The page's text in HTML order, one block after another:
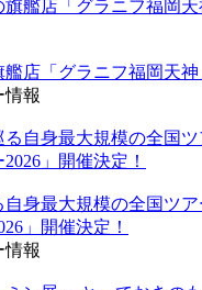
店「グラニフ福岡天神
情報
自身最大規模の全国ツ
」開催決定！
情報